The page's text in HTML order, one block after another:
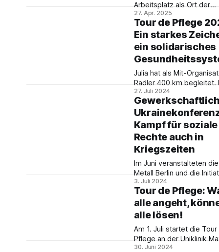
Arbeitsplatz als Ort der
politischen
ins Zentrum rücken soll
die Partei sie darauf
beschreibt Ines
der Mai-Ausgabe unseres
Papers.
27. Apr. 2025
Tour de Pflege
Ein starkes
ein solidarisches
Julia hat als Mit-
Radler 400 km begleitet.
eine verantwortungsvolle
Daseinsvorsorge nur im
Zusammenschluss aller
Berufsgruppen möglich ist,
zeigen eindrücklich ihre
Schilderungen über die
Begegnungen auf der
diesjährigen Tour de
27. Juli 2024
Kampf für soziale
Rechte auch in
Kriegszeiten
Im Juni veranstalteten die
Metall Berlin und die
„Solidarität mit
Gewerkschaften“ eine
für einen
Wiederaufbau der
Genossen Hermann
die Konferenz
3. Juli 2024
Tour de Pflege:
alle angeht,
alle lösen!
Am 1. Juli startet die Tour
Pflege an der Uniklinik
organisiert vom Bündnis
30. Juni 2024